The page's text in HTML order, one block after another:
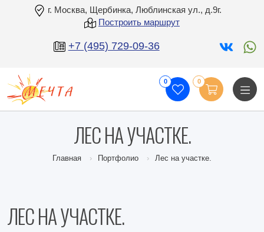
г. Москва, Щербинка, Люблинская ул., д.9г.
Построить маршрут
+7 (495) 729-09-36
0 0
ЛЕС НА УЧАСТКЕ.
Главная Портфолио Лес на участке.
ЛЕС НА УЧАСТКЕ.